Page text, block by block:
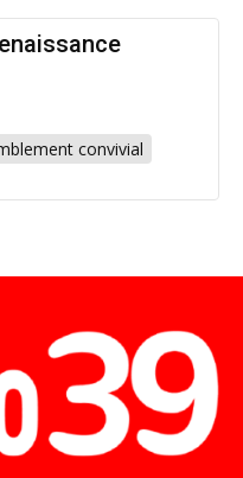
convivial